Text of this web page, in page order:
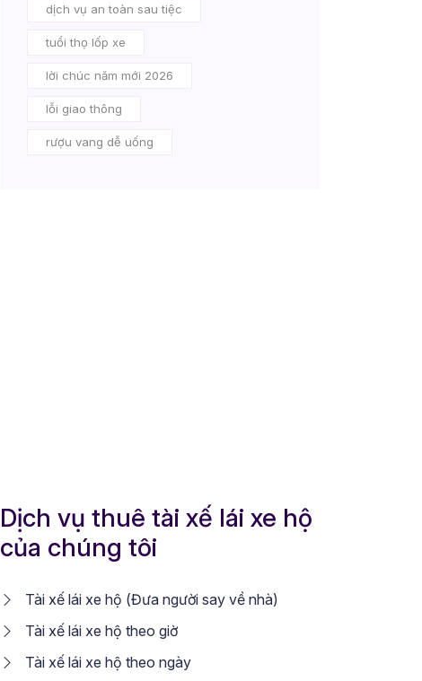
dịch vụ an toàn sau tiệc
tuổi thọ lốp xe
lời chúc năm mới 2026
lỗi giao thông
rượu vang dễ uống
Dịch vụ thuê tài xế lái xe hộ
của chúng tôi
Tài xế lái xe hộ (Đưa người say về nhà)
Tài xế lái xe hộ theo giờ
Tài xế lái xe hộ theo ngày